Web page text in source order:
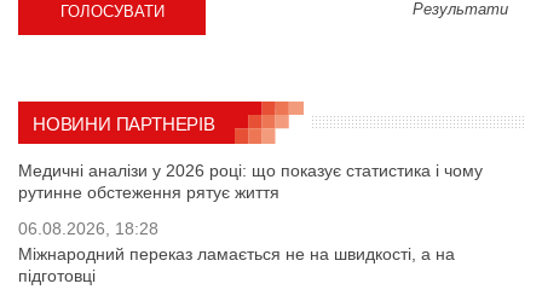
Результати
НОВИНИ ПАРТНЕРІВ
Медичні аналізи у 2026 році: що показує статистика і чому
рутинне обстеження рятує життя
06.08.2026, 18:28
Міжнародний переказ ламається не на швидкості, а на
підготовці